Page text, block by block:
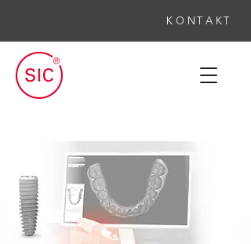
K O N T A K T